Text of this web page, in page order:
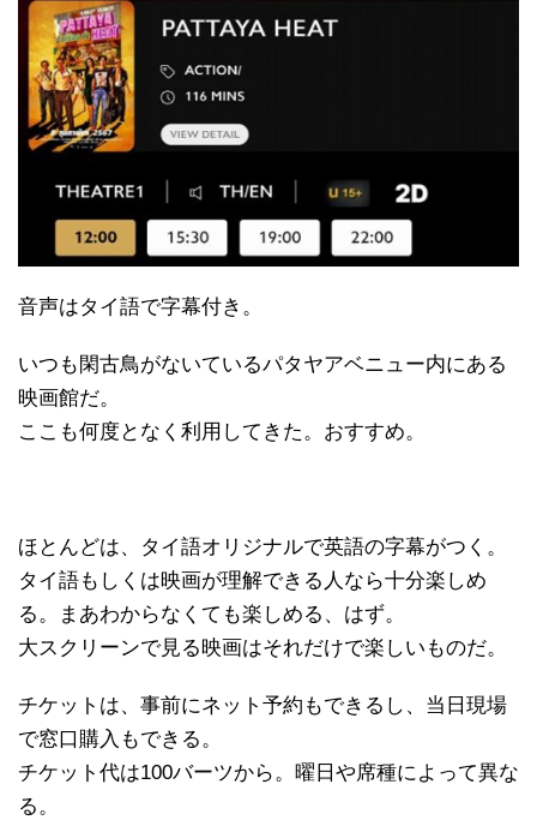
音声はタイ語で字幕付き。
いつも閑古鳥がないているパタヤアベニュー内にある
映画館だ。
ここも何度となく利用してきた。おすすめ。
ほとんどは、タイ語オリジナルで英語の字幕がつく。
タイ語もしくは映画が理解できる人なら十分楽しめ
る。まあわからなくても楽しめる、はず。
大スクリーンで見る映画はそれだけで楽しいものだ。
チケットは、事前にネット予約もできるし、当日現場
で窓口購入もできる。
チケット代は100バーツから。曜日や席種によって異な
る。